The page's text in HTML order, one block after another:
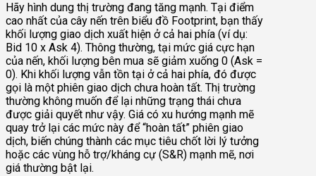
Hãy hình dung thị trường đang tăng mạnh. Tại điểm
cao nhất của cây nến trên biểu đồ Footprint, bạn thấy
khối lượng giao dịch xuất hiện ở cả hai phía (ví dụ:
Bid 10 x Ask 4). Thông thường, tại mức giá cực hạn
của nến, khối lượng bên mua sẽ giảm xuống 0 (Ask =
0). Khi khối lượng vẫn tồn tại ở cả hai phía, đó được
gọi là một phiên giao dịch chưa hoàn tất. Thị trường
thường không muốn để lại những trạng thái chưa
được giải quyết như vậy. Giá có xu hướng mạnh mẽ
quay trở lại các mức này để “hoàn tất” phiên giao
dịch, biến chúng thành các mục tiêu chốt lời lý tưởng
hoặc các vùng hỗ trợ/kháng cự (S&R) mạnh mẽ, nơi
giá thường bật lại.